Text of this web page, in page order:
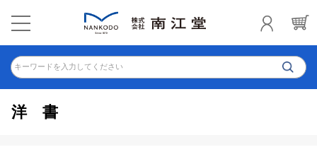
キーワードを入力してください
洋書